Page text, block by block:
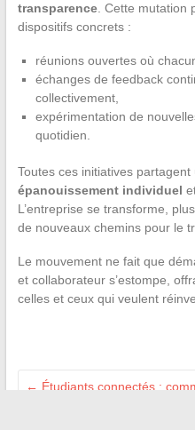
transparence. Cette mutation
dispositifs concrets :
réunions ouvertes où
échanges de feedback
collectivement,
expérimentation de
quotidien.
Toutes ces initiatives
épanouissement individuel
L’entreprise se transforme,
de nouveaux chemins pour le
Le mouvement ne fait que
et collaborateur s’estompe,
celles et ceux qui veulent
← Étudiants connectés :